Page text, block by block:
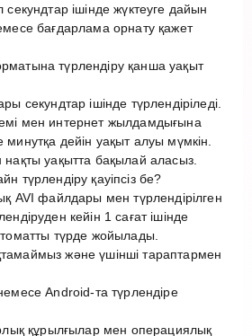
ішінде жүктеуге дайын
бағдарлама орнату қажет
түрлендіру қанша уақыт
секундтар ішінде түрлендіріледі.
мен интернет жылдамдығына
дейін уақыт алуы мүмкін.
уақытта бақылай аласыз.
түрлендіру қауіпсіз бе?
AVI файлдары мен түрлендірілген
кейін 1 сағат ішінде
түрде жойылады.
және үшінші тараптармен
Android-та түрлендіре
құрылғылар мен операциялық